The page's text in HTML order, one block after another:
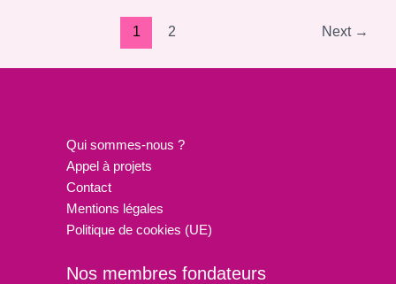
1 2 Next →
Qui sommes-nous ?
Appel à projets
Contact
Mentions légales
Politique de cookies (UE)
Nos membres fondateurs